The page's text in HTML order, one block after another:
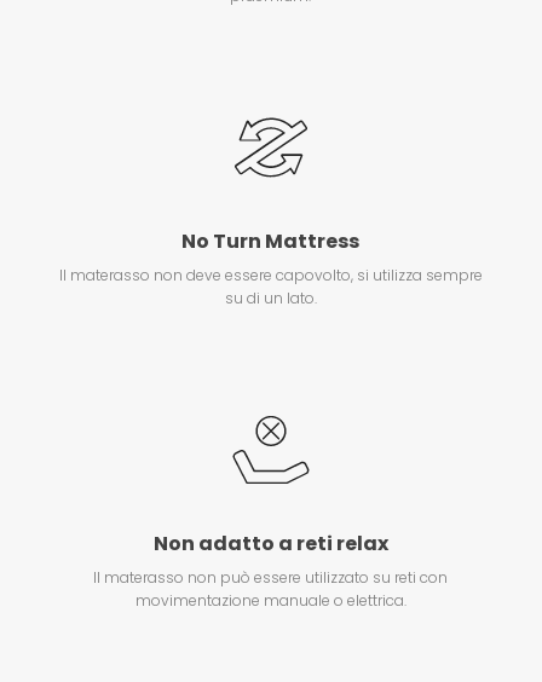
No Turn Mattress
Il materasso non deve essere capovolto, si utilizza sempre
su di un lato.
Non adatto a reti relax
Il materasso non può essere utilizzato su reti con
movimentazione manuale o elettrica.